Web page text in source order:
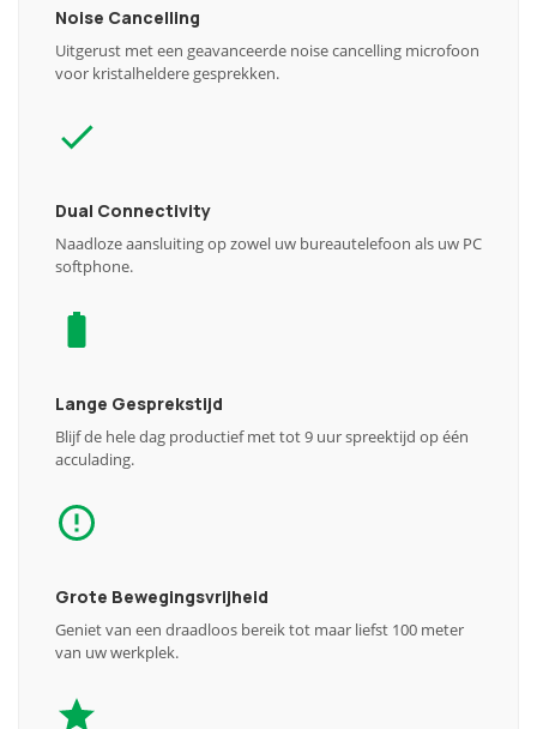
Noise Cancelling
Uitgerust met een geavanceerde noise cancelling microfoon
voor kristalheldere gesprekken.
Dual Connectivity
Naadloze aansluiting op zowel uw bureautelefoon als uw PC
softphone.
Lange Gesprekstijd
Blijf de hele dag productief met tot 9 uur spreektijd op één
acculading.
Grote Bewegingsvrijheid
Geniet van een draadloos bereik tot maar liefst 100 meter
van uw werkplek.